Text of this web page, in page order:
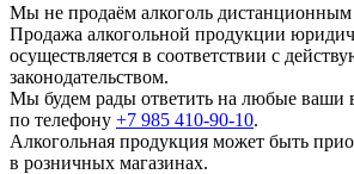
Мы не продаём алкоголь
Продажа алкогольной продукции
осуществляется в соответствии с
законодательством.
Мы будем рады ответить на любые ваши
по телефону +7 985 410-90-10.
Алкогольная продукция может быть
в розничных магазинах.